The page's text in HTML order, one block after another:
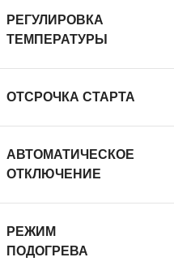
РЕГУЛИРОВКА
ТЕМПЕРАТУРЫ
ОТСРОЧКА СТАРТА
АВТОМАТИЧЕСКОЕ
ОТКЛЮЧЕНИЕ
РЕЖИМ
ПОДОГРЕВА